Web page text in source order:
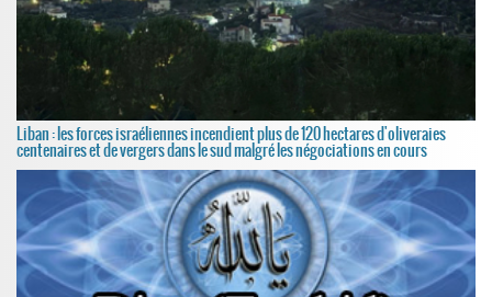
Liban : les forces israéliennes incendient plus de 120 hectares d'oliveraies
centenaires et de vergers dans le sud malgré les négociations en cours